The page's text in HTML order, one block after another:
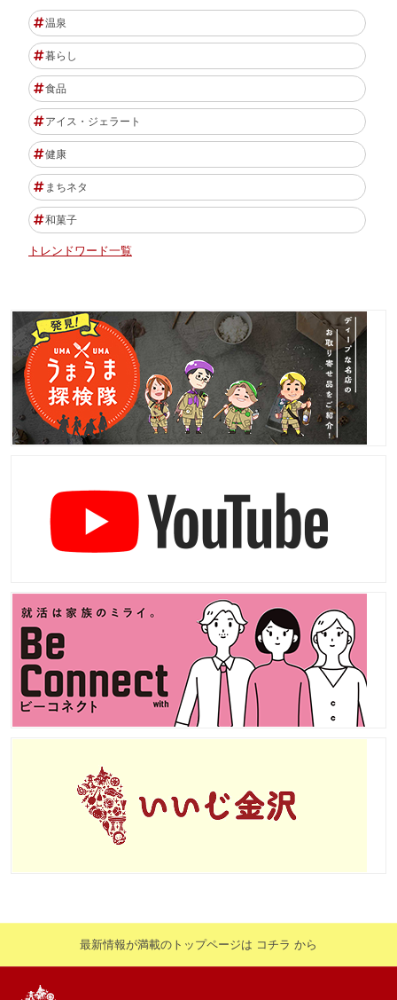
温泉
暮らし
食品
アイス・ジェラート
健康
まちネタ
和菓子
トレンドワード一覧
最新情報が満載のトップページは コチラ から